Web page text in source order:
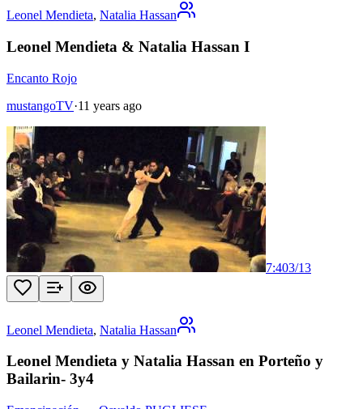
Leonel Mendieta, Natalia Hassan
Leonel Mendieta & Natalia Hassan I
Encanto Rojo
mustangoTV·11 years ago
7:403/13
Leonel Mendieta, Natalia Hassan
Leonel Mendieta y Natalia Hassan en Porteño y
Bailarin- 3y4